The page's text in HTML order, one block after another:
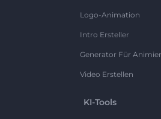
Logo-Animation
Intro Ersteller
Generator Für
Video Erstellen
KI-Tools